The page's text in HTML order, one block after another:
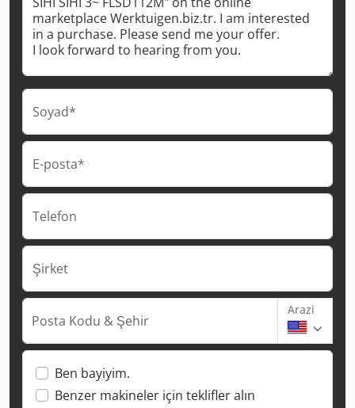
Soyad*
E-posta*
Telefon
Şirket
Posta Kodu & Şehir
Arazi
Ben bayiyim.
Benzer makineler için teklifler alın